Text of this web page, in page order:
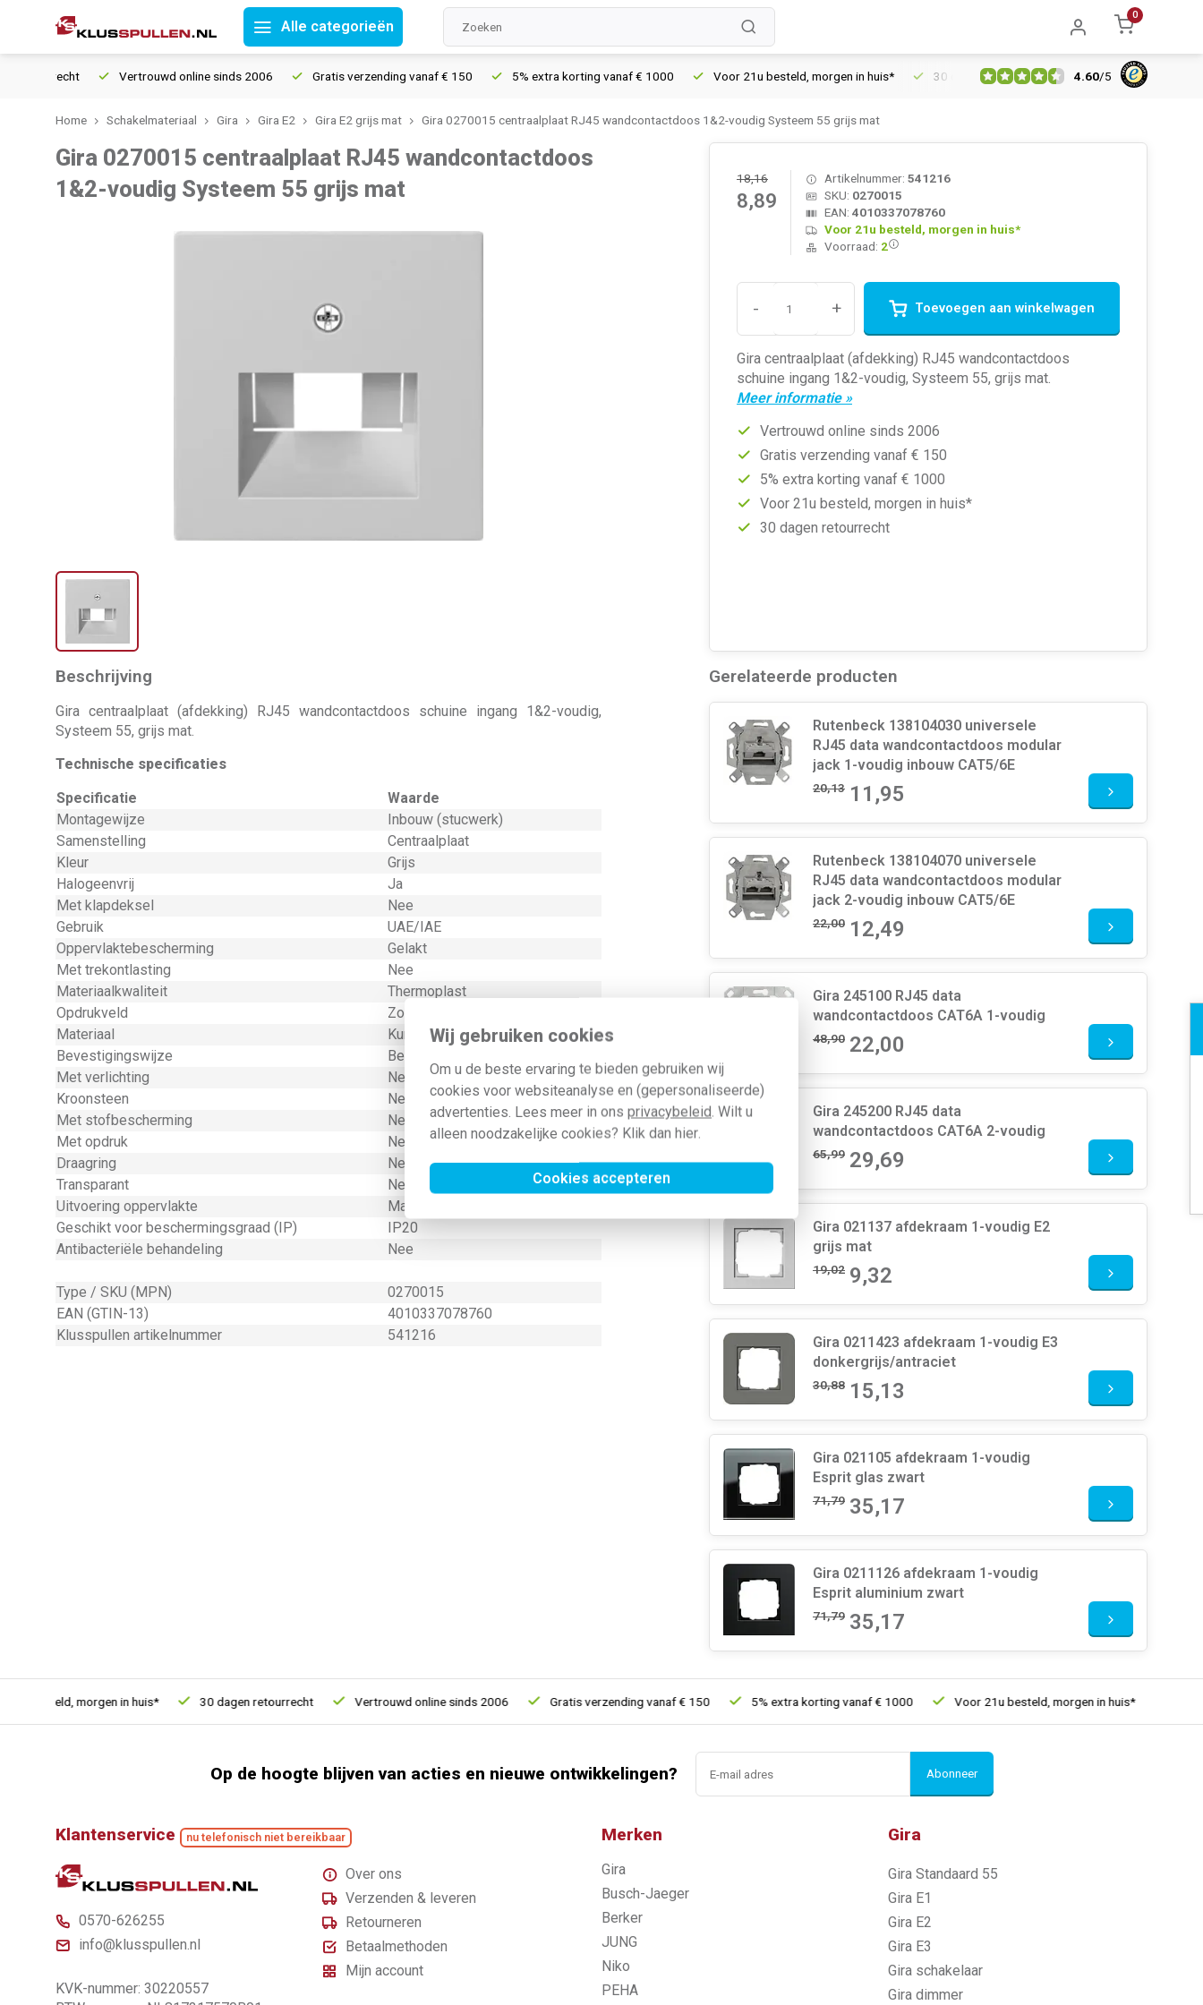
Wij gebruiken cookies
Om u de beste ervaring te bieden gebruiken wij
cookies voor websiteanalyse en (gepersonaliseerde)
advertenties. Lees meer in ons privacybeleid. Wilt u
alleen noodzakelijke cookies? Klik dan hier.
Cookies accepteren
Alle categorieën
0
Vertrouwd online sinds 2006 Gratis verzending vanaf € 150 5% extra korting vanaf € 1000 Voor 21u besteld, morgen in huis* 30 dagen retourrecht Vertrouwd online sinds
4.60/5
Home Schakelmateriaal Gira Gira E2 Gira E2 grijs mat Gira 0270015 centraalplaat RJ45 wandcontactdoos 1&2-voudig Systeem 55 grijs mat
Gira 0270015 centraalplaat RJ45 wandcontactdoos
1&2-voudig Systeem 55 grijs mat
18,16
8,89
Artikelnummer: 541216
SKU: 0270015
EAN: 4010337078760
Voor 21u besteld, morgen in huis*
Voorraad: 2
- + Toevoegen aan winkelwagen
Gira centraalplaat (afdekking) RJ45 wandcontactdoos
schuine ingang 1&2-voudig, Systeem 55, grijs mat.
Meer informatie »
Vertrouwd online sinds 2006
Gratis verzending vanaf € 150
5% extra korting vanaf € 1000
Voor 21u besteld, morgen in huis*
30 dagen retourrecht
Beschrijving
Gira centraalplaat (afdekking) RJ45 wandcontactdoos schuine ingang 1&2-voudig,
Systeem 55, grijs mat.
Technische specificaties
Specificatie
Waarde
Montagewijze
Inbouw (stucwerk)
Samenstelling
Centraalplaat
Kleur
Grijs
Halogeenvrij
Ja
Met klapdeksel
Nee
Gebruik
UAE/IAE
Oppervlaktebescherming
Gelakt
Met trekontlasting
Nee
Materiaalkwaliteit
Thermoplast
Opdrukveld
Zonder label
Materiaal
Kunststof
Bevestigingswijze
Bevestiging met schroef
Met verlichting
Nee
Kroonsteen
Nee
Met stofbescherming
Nee
Met opdruk
Nee
Draagring
Nee
Transparant
Nee
Uitvoering oppervlakte
Mat
Geschikt voor beschermingsgraad (IP)
IP20
Antibacteriële behandeling
Nee
Type / SKU (MPN)
0270015
EAN (GTIN-13)
4010337078760
Klusspullen artikelnummer
541216
Gerelateerde producten
Rutenbeck 138104030 universele
RJ45 data wandcontactdoos modular
jack 1-voudig inbouw CAT5/6E
20,13 11,95
Rutenbeck 138104070 universele
RJ45 data wandcontactdoos modular
jack 2-voudig inbouw CAT5/6E
22,00 12,49
Gira 245100 RJ45 data
wandcontactdoos CAT6A 1-voudig
48,90 22,00
Gira 245200 RJ45 data
wandcontactdoos CAT6A 2-voudig
65,99 29,69
Gira 021137 afdekraam 1-voudig E2
grijs mat
19,02 9,32
Gira 0211423 afdekraam 1-voudig E3
donkergrijs/antraciet
30,88 15,13
Gira 021105 afdekraam 1-voudig
Esprit glas zwart
71,79 35,17
Gira 0211126 afdekraam 1-voudig
Esprit aluminium zwart
71,79 35,17
besteld, morgen in huis* 30 dagen retourrecht Vertrouwd online sinds 2006 Gratis verzending vanaf € 150 5% extra korting vanaf € 1000 Voor 21u besteld, morgen in huis*
Op de hoogte blijven van acties en nieuwe ontwikkelingen? Abonneer
Klantenservice nu telefonisch niet bereikbaar
0570-626255
info@klusspullen.nl
KVK-nummer: 30220557
Over ons
Verzenden & leveren
Retourneren
Betaalmethoden
Mijn account
Merken
Gira
Busch-Jaeger
Berker
JUNG
Niko
PEHA
Gira
Gira Standaard 55
Gira E1
Gira E2
Gira E3
Gira schakelaar
Gira dimmer